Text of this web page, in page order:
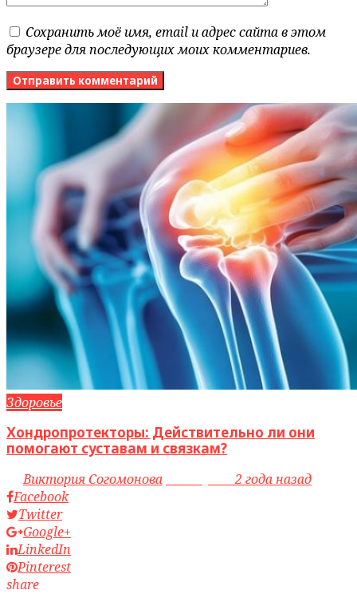
Сохранить моё имя, email и адрес сайта в этом
браузере для последующих моих комментариев.
Здоровье
Хондропротекторы: Действительно ли они
помогают суставам и связкам?
byВиктория Согомонова access_time2 года назад
Facebook
Twitter
Google+
LinkedIn
Pinterest
share